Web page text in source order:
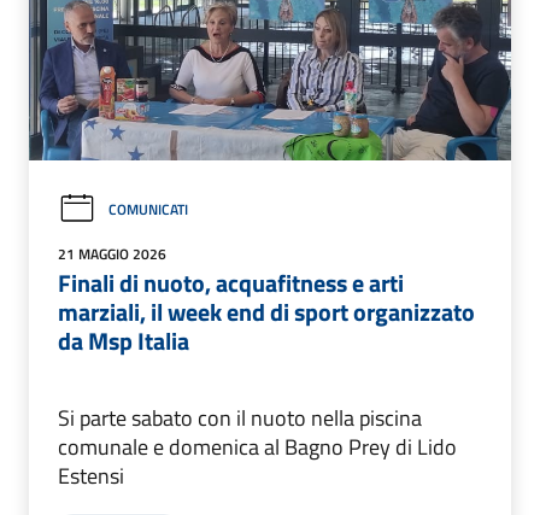
COMUNICATI
21 MAGGIO 2026
Finali di nuoto, acquafitness e arti
marziali, il week end di sport organizzato
da Msp Italia
Si parte sabato con il nuoto nella piscina
comunale e domenica al Bagno Prey di Lido
Estensi